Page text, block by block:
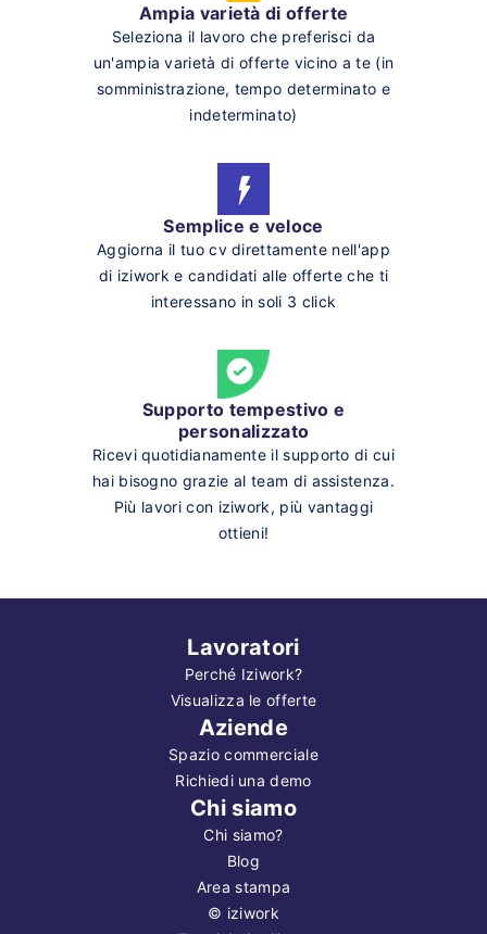
Ampia varietà di offerte
Seleziona il lavoro che preferisci da
un'ampia varietà di offerte vicino a te (in
somministrazione, tempo determinato e
indeterminato)
Semplice e veloce
Aggiorna il tuo cv direttamente nell'app
di iziwork e candidati alle offerte che ti
interessano in soli 3 click
Supporto tempestivo e
personalizzato
Ricevi quotidianamente il supporto di cui
hai bisogno grazie al team di assistenza.
Più lavori con iziwork, più vantaggi
ottieni!
Lavoratori
Perché Iziwork?
Visualizza le offerte
Aziende
Spazio commerciale
Richiedi una demo
Chi siamo
Chi siamo?
Blog
Area stampa
© iziwork